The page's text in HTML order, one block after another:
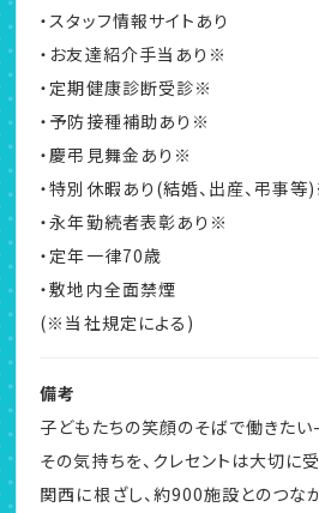
・スタッフ情報サイトあり
・お友達紹介手当あり※
・定期健康診断受診※
・予防接種補助あり※
・慶弔見舞金あり※
・特別休暇あり(結婚、出産、弔事等
・永年勤続者表彰あり※
・定年一律70歳
・敷地内全面禁煙
(※当社規定による)
備考
子どもたちの笑顔のそばで働きたい-
その気持ちを、クレセントは大切に受
関西に根ざし、約900施設とのつな